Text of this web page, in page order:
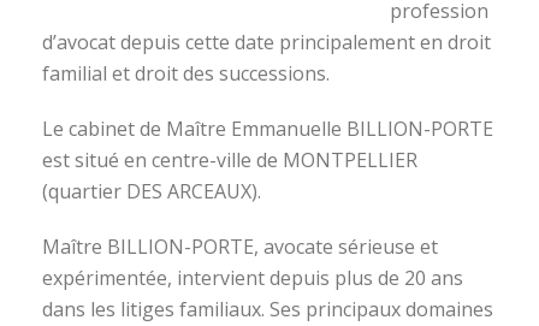
profession
d’avocat depuis cette date principalement en droit
familial et droit des successions.
Le cabinet de Maître Emmanuelle BILLION-PORTE
est situé en centre-ville de MONTPELLIER
(quartier DES ARCEAUX).
Maître BILLION-PORTE, avocate sérieuse et
expérimentée, intervient depuis plus de 20 ans
dans les litiges familiaux. Ses principaux domaines